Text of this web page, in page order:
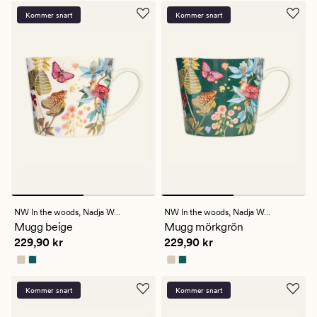
Kommer snart
NW In the woods, Nadja Wedin
Mugg beige
Pris 229,90 kr
229,90 kr
Kommer snart
NW In the woods, Nadja Wedin
Mugg mörkgrön
Pris 229,90 kr
229,90 kr
Kommer snart Kommer snart